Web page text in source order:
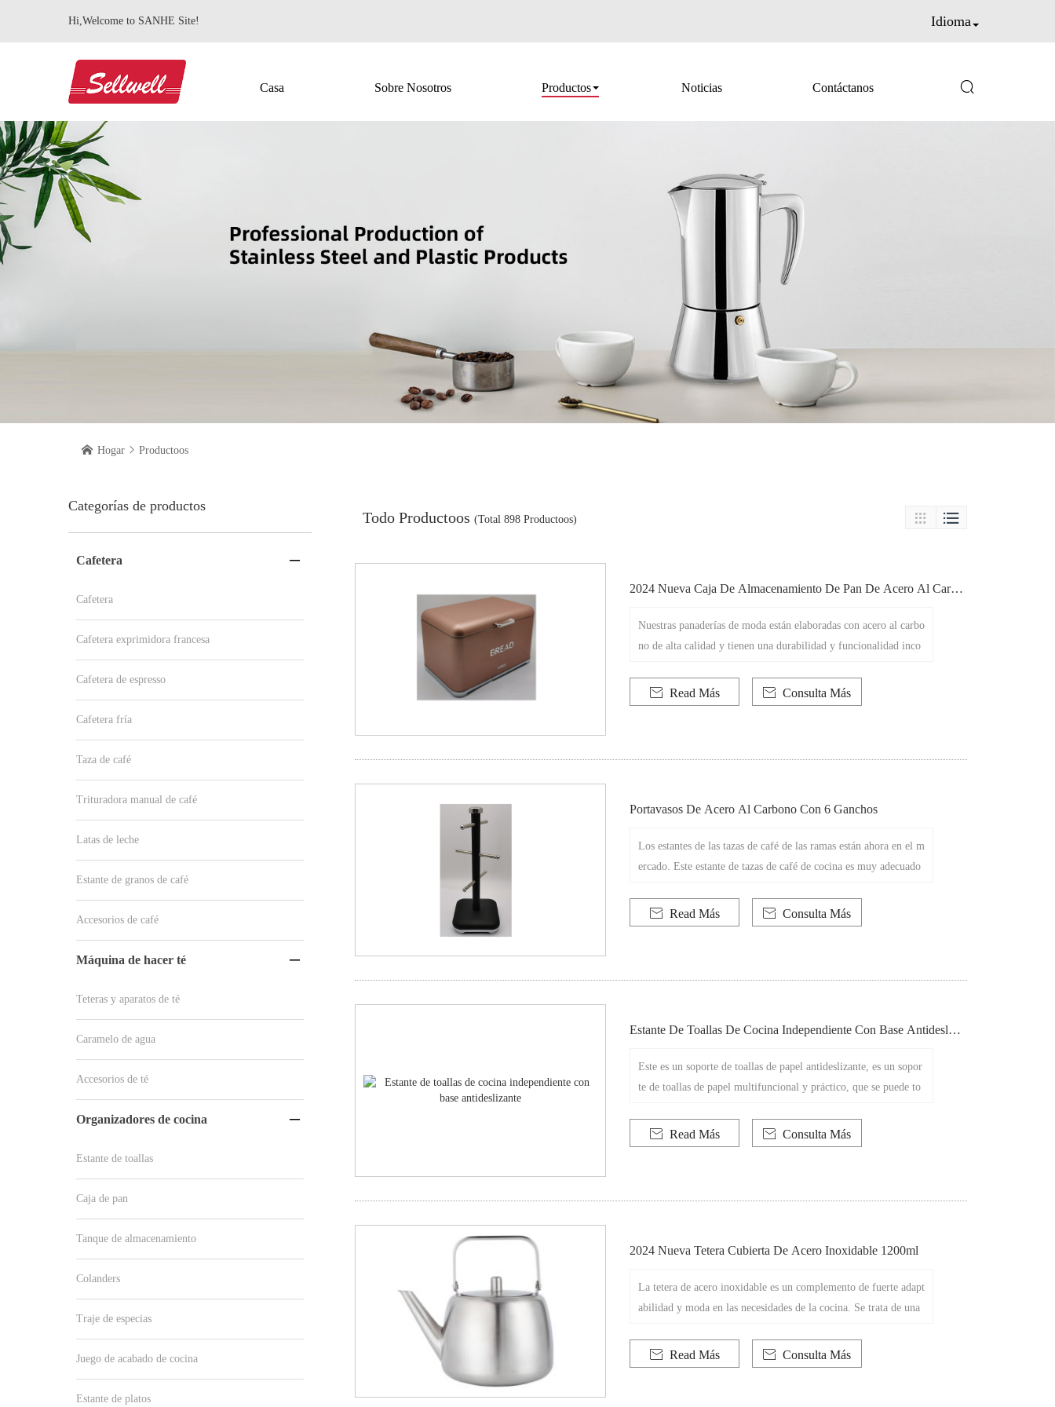
Hi,Welcome to SANHE Site! Idioma
Casa Sobre Nosotros Productos Noticias Contáctanos 
 Hogar  Productoos
Categorías de productos
Cafetera 
Cafetera
Cafetera exprimidora francesa
Cafetera de espresso
Cafetera fría
Taza de café
Trituradora manual de café
Latas de leche
Estante de granos de café
Accesorios de café
Máquina de hacer té 
Teteras y aparatos de té
Caramelo de agua
Accesorios de té
Organizadores de cocina 
Estante de toallas
Caja de pan
Tanque de almacenamiento
Colanders
Traje de especias
Juego de acabado de cocina
Estante de platos
Todo Productoos (Total 898 Productoos)  
2024 Nueva Caja De Almacenamiento De Pan De Acero Al Carbo
Nuestras panaderías de moda están elaboradas con acero al carbo
no de alta calidad y tienen una durabilidad y funcionalidad inco
olvo que no solo mejora su elasticidad, sino que también mejora
la estética general con un estilo moderno.
 Read Más  Consulta Más
Portavasos De Acero Al Carbono Con 6 Ganchos
Los estantes de las tazas de café de las ramas están ahora en el m
ercado. Este estante de tazas de café de cocina es muy adecuado
e una sola Fuente. Este estante de taza de café hecho de acero al
carbono combina la forma y la función, y es conveniente y de m
 Read Más  Consulta Más
Estante De Toallas De Cocina Independiente Con Base Antidesliza
Este es un soporte de toallas de papel antideslizante, es un sopor
te de toallas de papel multifuncional y práctico, que se puede to
esidades de los usuarios, puede distribuir eficazmente toallas de
papel, asegurando así la limpieza en su uso.
 Read Más  Consulta Más
2024 Nueva Tetera Cubierta De Acero Inoxidable 1200ml
La tetera de acero inoxidable es un complemento de fuerte adapt
abilidad y moda en las necesidades de la cocina. Se trata de una
a comodidad y practicidad en un embalaje increíble. De hecho,
no es solo una máquina de té, sino también una máquina de fabr
 Read Más  Consulta Más